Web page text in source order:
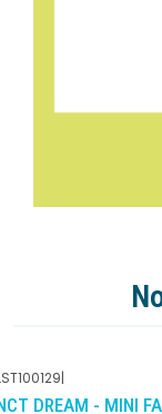
-10%DCTO
|
DREAM - MINI